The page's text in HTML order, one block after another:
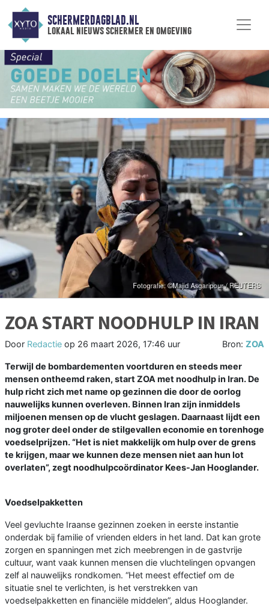
SCHERMERDAGBLAD.NL
lokaal nieuws schermer en omgeving
ZOA START NOODHULP IN IRAN
Door Redactie op 26 maart 2026, 17:46 uur Bron: ZOA
Terwijl de bombardementen voortduren en steeds meer
mensen ontheemd raken, start ZOA met noodhulp in Iran. De
hulp richt zich met name op gezinnen die door de oorlog
nauwelijks kunnen overleven. Binnen Iran zijn inmiddels
miljoenen mensen op de vlucht geslagen. Daarnaast lijdt een
nog groter deel onder de stilgevallen economie en torenhoge
voedselprijzen. “Het is niet makkelijk om hulp over de grens
te krijgen, maar we kunnen deze mensen niet aan hun lot
overlaten”, zegt noodhulpcoördinator Kees-Jan Hooglander.
Voedselpakketten
Veel gevluchte Iraanse gezinnen zoeken in eerste instantie
onderdak bij familie of vrienden elders in het land. Dat kan grote
zorgen en spanningen met zich meebrengen in de gastvrije
cultuur, want vaak kunnen mensen die vluchtelingen opvangen
zelf al nauwelijks rondkomen. “Het meest effectief om de
situatie snel te verlichten, is het verstrekken van
voedselpakketten en financiële middelen”, aldus Hooglander.